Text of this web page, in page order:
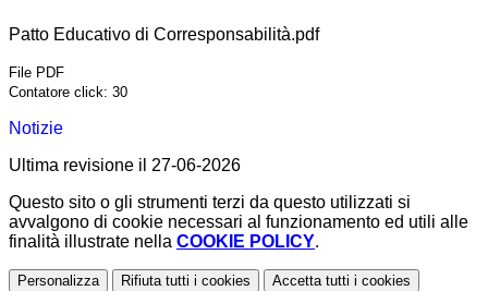
Patto Educativo di Corresponsabilità.pdf
File PDF
Contatore click: 30
Notizie
Ultima revisione il 27-06-2026
Questo sito o gli strumenti terzi da questo utilizzati si
avvalgono di cookie necessari al funzionamento ed utili alle
finalità illustrate nella COOKIE POLICY.
Personalizza Rifiuta tutti i cookies Accetta tutti i cookies